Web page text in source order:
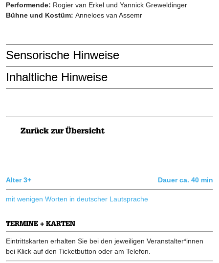
Performende: Rogier van Erkel und Yannick Greweldinger
Bühne und Kostüm: Anneloes van Assemr
Sensorische Hinweise
Für dieses Stück liegen keine sensorischen Hinweise vor.
Inhaltliche Hinweise
Kinderbuches. Die wenigen Worte, die benutzt werden, stammen
aus diesem Buch. Es wird mit phantasievollen Kostümen und
Lebensmitteln gespielt und es gibt eine Verfolgungsjagd, auf
Zurück zur Übersicht
Alter 3+ Dauer ca. 40 min
mit wenigen Worten in deutscher Lautsprache
TERMINE + KARTEN
Eintrittskarten erhalten Sie bei den jeweiligen Veranstalter*innen
bei Klick auf den Ticketbutton oder am Telefon.